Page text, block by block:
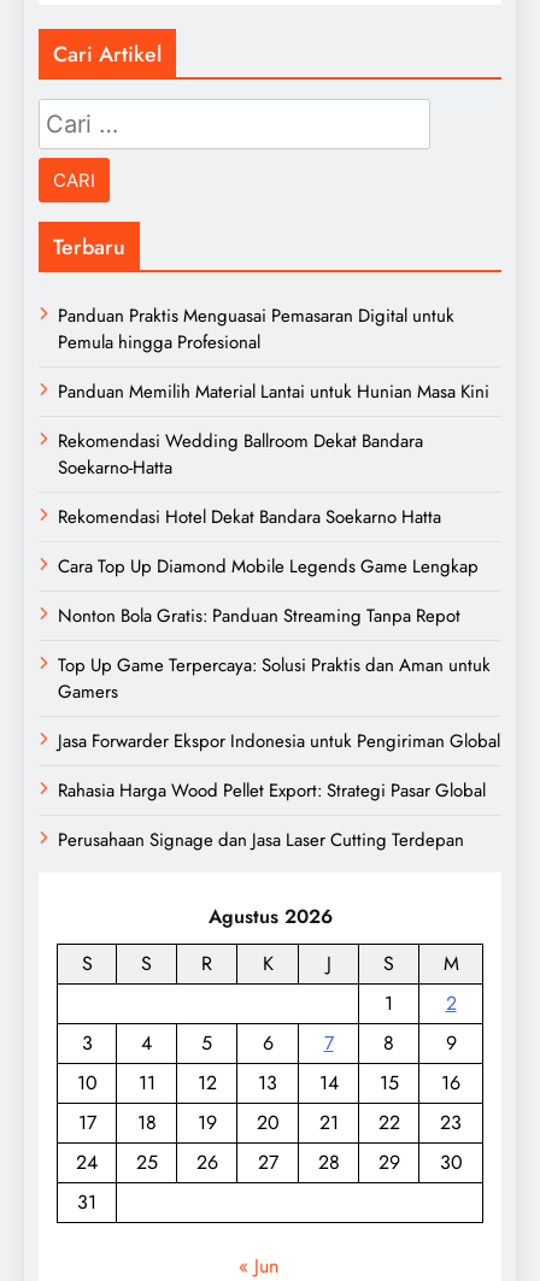
Cari Artikel
Cari
untuk:
Terbaru
Panduan Praktis Menguasai Pemasaran Digital untuk
Pemula hingga Profesional
Panduan Memilih Material Lantai untuk Hunian Masa Kini
Rekomendasi Wedding Ballroom Dekat Bandara
Soekarno-Hatta
Rekomendasi Hotel Dekat Bandara Soekarno Hatta
Cara Top Up Diamond Mobile Legends Game Lengkap
Nonton Bola Gratis: Panduan Streaming Tanpa Repot
Top Up Game Terpercaya: Solusi Praktis dan Aman untuk
Gamers
Jasa Forwarder Ekspor Indonesia untuk Pengiriman Global
Rahasia Harga Wood Pellet Export: Strategi Pasar Global
Perusahaan Signage dan Jasa Laser Cutting Terdepan
Agustus 2026
S
S R K J S
M
1
2
3
4 5 6 7 8
9
10
11 12 13 14 15
16
17
18 19 20 21 22
23
24
25 26 27 28 29
30
31
« Jun